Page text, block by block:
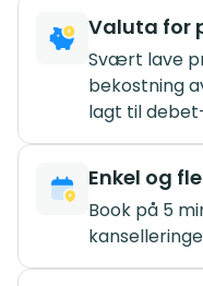
Valuta for
Svært lave
bekostning
lagt til
Enkel og
Book på 5